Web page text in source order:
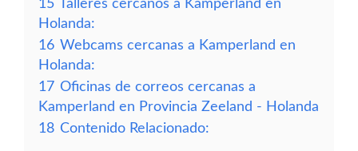
15 Talleres cercanos a Kamperland en
Holanda:
16 Webcams cercanas a Kamperland en
Holanda:
17 Oficinas de correos cercanas a
Kamperland en Provincia Zeeland - Holanda
18 Contenido Relacionado: